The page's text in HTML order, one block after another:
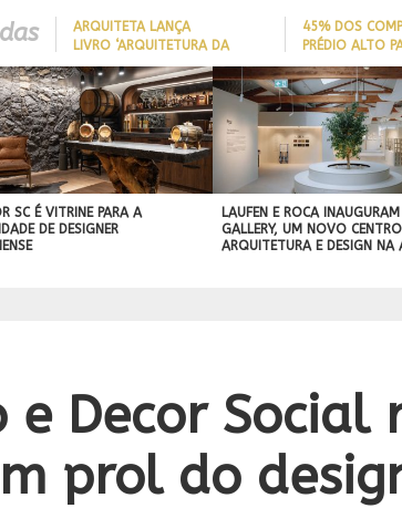
ARQUITETA LANÇA
LIVRO ‘ARQUITETURA DA
LONGEVIDADE’ PARA AJUDAR A
REDUZIR QUEDAS DE IDOSOS
EM CASA E ADAPTAR LARES
SEM REFORMAS
45% DOS
PRÉDIO ALTO
ITAJAÍ TÊM
EMBARCAÇÃO;
PERFIL DO
BRASILEIRO
SHOW
DESTACA O DESIGN
E REFORÇA SUA PROJEÇÃO
INTERNACIONAL
SC É VITRINE PARA A
DE DESIGNER
LAUFEN E ROCA INAUGURAM
GALLERY, UM NOVO
ARQUITETURA E DESIGN NA
e Decor
prol do